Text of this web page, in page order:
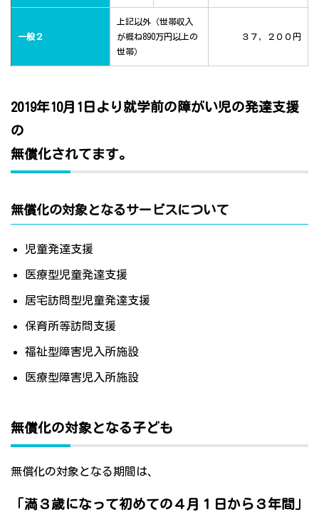
一般２
上記以外（世帯収入
が概ね890万円以上の
世帯）
３７，２００円
2019年10月1日より就学前の障がい児の発達支援
の
無償化されてます。
無償化の対象となるサービスについて
児童発達支援
医療型児童発達支援
居宅訪問型児童発達支援
保育所等訪問支援
福祉型障害児入所施設
医療型障害児入所施設
無償化の対象となる子ども
無償化の対象となる期間は、
「満３歳になって初めての４月１日から３年間」